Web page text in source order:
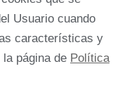
Usuario cuando
características y
página de Política